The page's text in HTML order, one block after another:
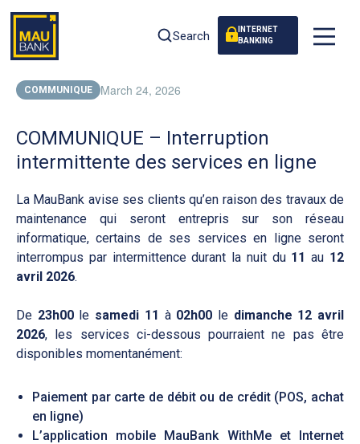
Search
INTERNET
BANKING
COMMUNIQUE March 24, 2026
COMMUNIQUE – Interruption
intermittente des services en ligne
La MauBank avise ses clients qu’en raison des travaux de
maintenance qui seront entrepris sur son réseau
informatique, certains de ses services en ligne seront
interrompus par intermittence durant la nuit du 11 au 12
avril 2026.
De 23h00le samedi 11 à 02h00 le dimanche 12 avril
2026, les services ci-dessous pourraient ne pas être
disponibles momentanément:
Paiement par carte de débit ou de crédit (POS, achat
en ligne)
L’application mobile MauBank WithMe et Internet